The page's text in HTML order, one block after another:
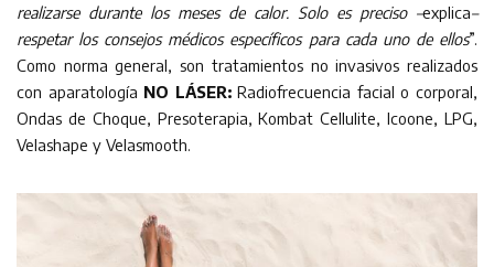
realizarse durante los meses de calor. Solo es preciso –explica–
respetar los consejos médicos específicos para cada uno de ellos”.
Como norma general, son tratamientos no invasivos realizados
con aparatología NO LÁSER:Radiofrecuencia facial o corporal,
Ondas de Choque, Presoterapia, Kombat Cellulite, Icoone, LPG,
Velashape y Velasmooth.